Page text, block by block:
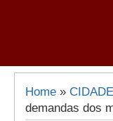
Home »
demandas dos